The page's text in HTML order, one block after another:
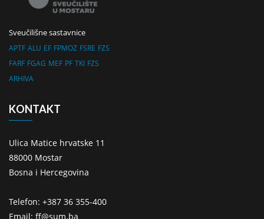
Sveučilišne sastavnice
APTF ALU EF FPMOZ FSRE FZS
FARF FGAG MEF PF TKI FZS
ARHIVA
KONTAKT
Ulica Matice hrvatske 11
88000 Mostar
Bosna i Hercegovina
Telefon: +387 36 355-400
Email: ff@sum.ba